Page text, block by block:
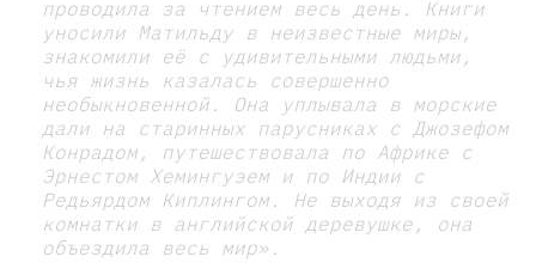
проводила за чтением весь день. Книги
уносили Матильду в неизвестные миры,
знакомили её с удивительными людьми,
чья жизнь казалась совершенно
необыкновенной. Она уплывала в морские
дали на старинных парусниках с Джозефом
Конрадом, путешествовала по Африке с
Эрнестом Хемингуэем и по Индии с
Редьярдом Киплингом. Не выходя из своей
комнатки в английской деревушке, она
объездила весь мир».